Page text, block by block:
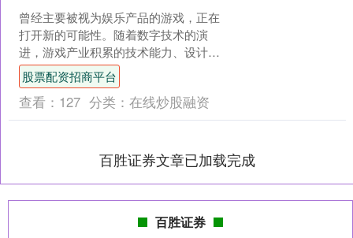
曾经主要被视为娱乐产品的游戏，正在
打开新的可能性。随着数字技术的演
进，游戏产业积累的技术能力、设计思
维与用户基础，开始系统性地溢出原有
边界，与医疗、教育、文旅、....
股票配资招商平台
查看： 127 分类： 在线炒股融资
百胜证券文章已加载完成
百胜证券